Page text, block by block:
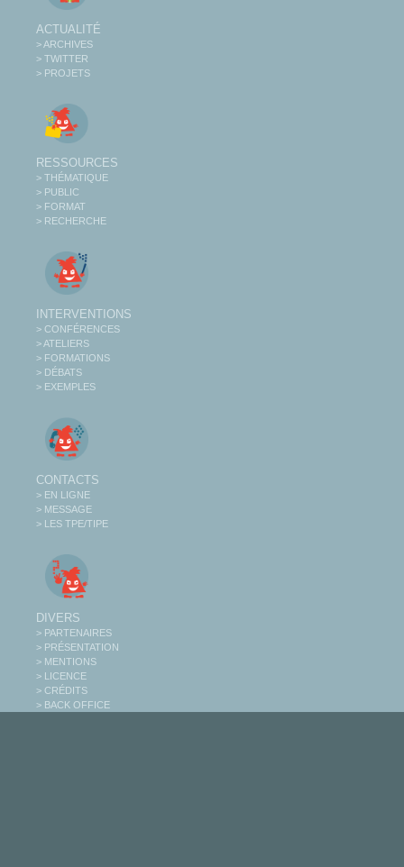
ACTUALITÉ
> ARCHIVES
> TWITTER
> PROJETS
RESSOURCES
> THÉMATIQUE
> PUBLIC
> FORMAT
> RECHERCHE
INTERVENTIONS
> CONFÉRENCES
> ATELIERS
> FORMATIONS
> DÉBATS
> EXEMPLES
CONTACTS
> EN LIGNE
> MESSAGE
> LES TPE/TIPE
DIVERS
> PARTENAIRES
> PRÉSENTATION
> MENTIONS
> LICENCE
> CRÉDITS
> BACK OFFICE